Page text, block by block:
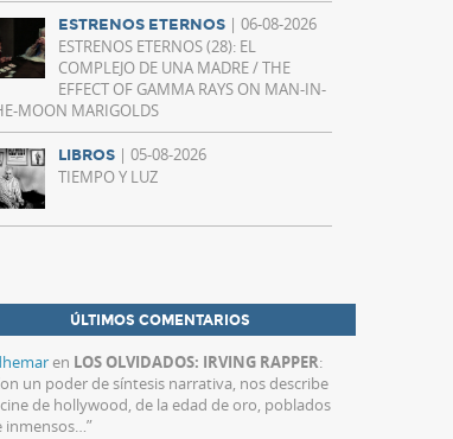
ESTRENOS ETERNOS | 06-08-2026
ESTRENOS ETERNOS (28): EL
COMPLEJO DE UNA MADRE / THE
EFFECT OF GAMMA RAYS ON MAN-IN-
MOON MARIGOLDS
LIBROS | 05-08-2026
TIEMPO Y LUZ
ÚLTIMOS COMENTARIOS
en LOS OLVIDADOS: IRVING RAPPER:
un poder de síntesis narrativa, nos describe
de hollywood, de la edad de oro, poblados
inmensos…”